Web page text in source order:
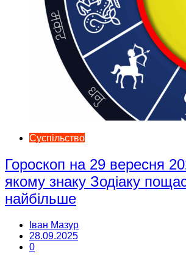
Суспільство
Гороскоп на 29 вересня
якому знаку Зодіаку
найбільше
Іван Мазур
28.09.2025
0